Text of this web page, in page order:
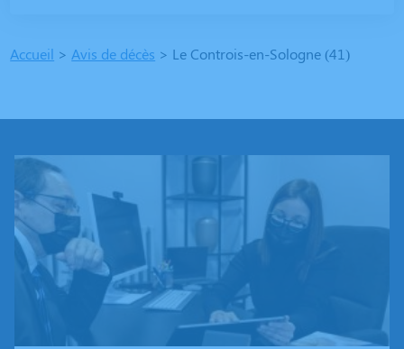
Accueil > Avis de décès > Le Controis-en-Sologne (41)